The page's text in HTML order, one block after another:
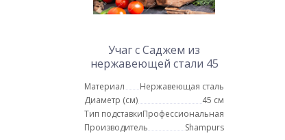
Учаг с Саджем из
нержавеющей стали 45
Материал
Нержавеющая сталь
Диаметр (см)
45 см
Тип подставкиПрофессиональная
Производитель
Shampurs